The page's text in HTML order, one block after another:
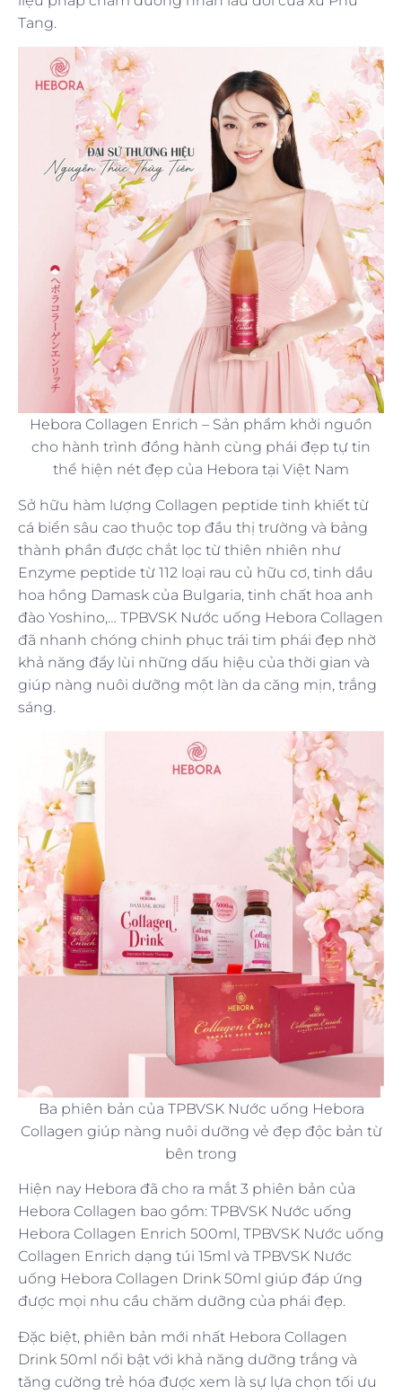
Tang.
Hebora Collagen Enrich – Sản phẩm khởi nguồn
cho hành trình đồng hành cùng phái đẹp tự tin
thể hiện nét đẹp của Hebora tại Việt Nam
Sở hữu hàm lượng Collagen peptide tinh khiết từ
cá biển sâu cao thuộc top đầu thị trường và bảng
thành phần được chắt lọc từ thiên nhiên như
Enzyme peptide từ 112 loại rau củ hữu cơ, tinh dầu
hoa hồng Damask của Bulgaria, tinh chất hoa anh
đào Yoshino,… TPBVSK Nước uống Hebora Collagen
đã nhanh chóng chinh phục trái tim phái đẹp nhờ
khả năng đẩy lùi những dấu hiệu của thời gian và
giúp nàng nuôi dưỡng một làn da căng mịn, trắng
sáng.
Ba phiên bản của TPBVSK Nước uống Hebora
Collagen giúp nàng nuôi dưỡng vẻ đẹp độc bản từ
bên trong
Hiện nay Hebora đã cho ra mắt 3 phiên bản của
Hebora Collagen bao gồm: TPBVSK Nước uống
Hebora Collagen Enrich 500ml, TPBVSK Nước uống
Collagen Enrich dạng túi 15ml và TPBVSK Nước
uống Hebora Collagen Drink 50ml giúp đáp ứng
được mọi nhu cầu chăm dưỡng của phái đẹp.
Đặc biệt, phiên bản mới nhất Hebora Collagen
Drink 50ml nổi bật với khả năng dưỡng trắng và
tăng cường trẻ hóa được xem là sự lựa chọn tối ưu